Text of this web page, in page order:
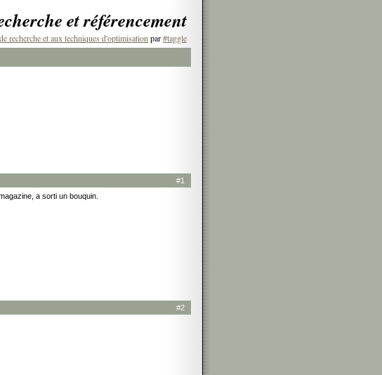
et référencement
recherche et aux techniques d'optimisation par#taggle
#1
a sorti un bouquin.
#2